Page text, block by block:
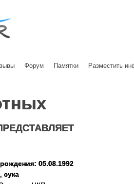
Форум Памятки Разместить
05.08.1992
сука